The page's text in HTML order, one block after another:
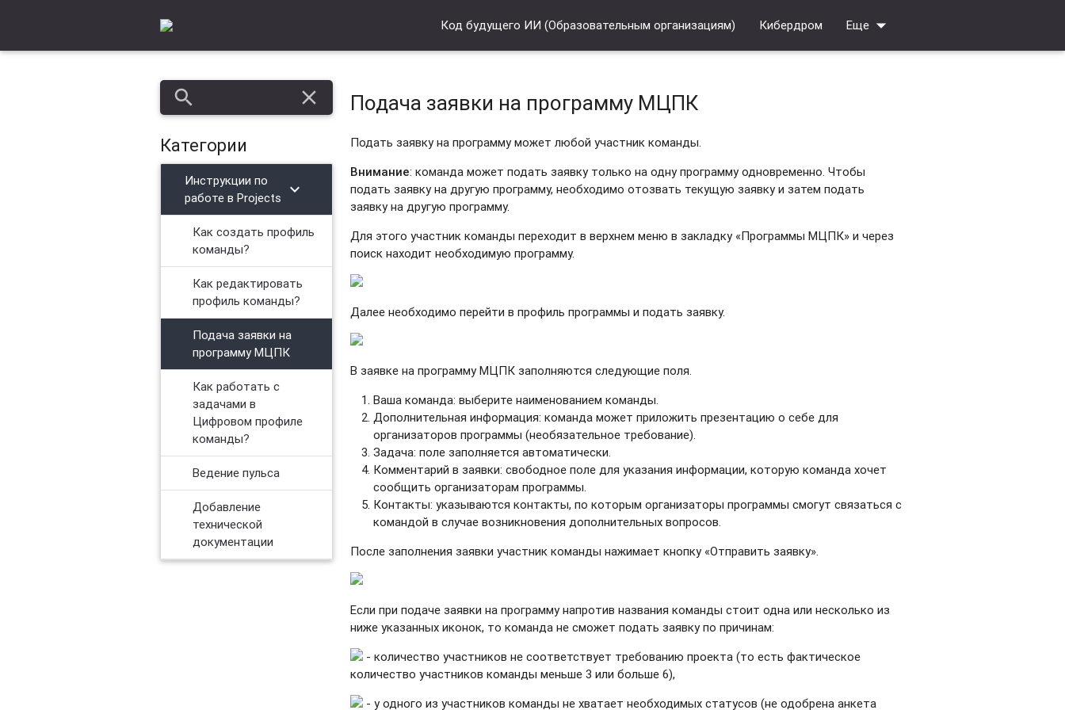
Код будущего ИИ (Образовательным организациям) Кибердром Еще arrow_drop_down
search close
Категории
Инструкции по
работе в Projects
chevron_right
Как создать профиль
команды?
Как редактировать
профиль команды?
Подача заявки на
программу МЦПК
Как работать с
задачами в
Цифровом профиле
команды?
Ведение пульса
Добавление
технической
документации
Подача заявки на программу МЦПК
Подать заявку на программу может любой участник команды.
Внимание: команда может подать заявку только на одну программу одновременно. Чтобы
подать заявку на другую программу, необходимо отозвать текущую заявку и затем подать
заявку на другую программу.
Для этого участник команды переходит в верхнем меню в закладку «Программы МЦПК» и через
поиск находит необходимую программу.
Далее необходимо перейти в профиль программы и подать заявку.
В заявке на программу МЦПК заполняются следующие поля.
Ваша команда: выберите наименованием команды.
Дополнительная информация: команда может приложить презентацию о себе для
организаторов программы (необязательное требование).
Задача: поле заполняется автоматически.
Комментарий в заявки: свободное поле для указания информации, которую команда хочет
сообщить организаторам программы.
Контакты: указываются контакты, по которым организаторы программы смогут связаться с
командой в случае возникновения дополнительных вопросов.
После заполнения заявки участник команды нажимает кнопку «Отправить заявку».
Если при подаче заявки на программу напротив названия команды стоит одна или несколько из
ниже указанных иконок, то команда не сможет подать заявку по причинам:
- количество участников не соответствует требованию проекта (то есть фактическое
количество участников команды меньше 3 или больше 6),
- у одного из участников команды не хватает необходимых статусов (не одобрена анкета